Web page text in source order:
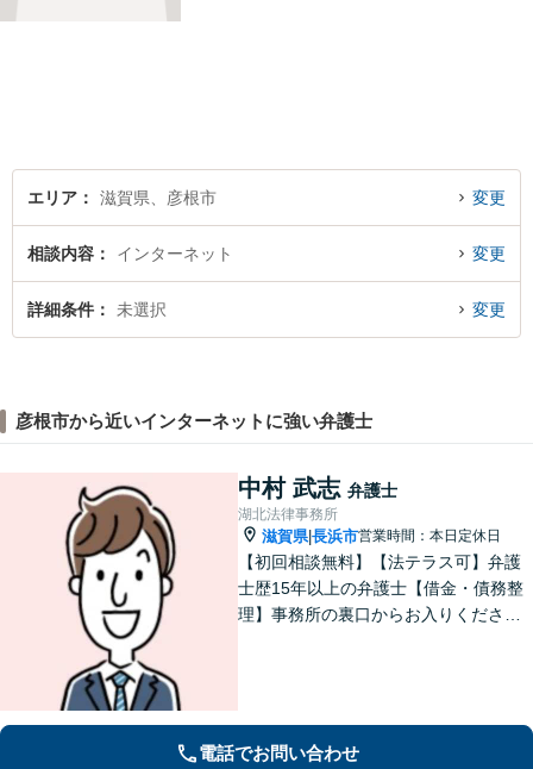
エリア 滋賀県、彦根市 変更
相談内容 インターネット 変更
詳細条件 未選択 変更
彦根市から近いインターネットに強い弁護士
中村 武志 弁護士
湖北法律事務所
滋賀県|長浜市営業時間：本日定休日
【初回相談無料】【法テラス可】弁護
士歴15年以上の弁護士【借金・債務整
理】事務所の裏口からお入りくださ
電話でお問い合わせ